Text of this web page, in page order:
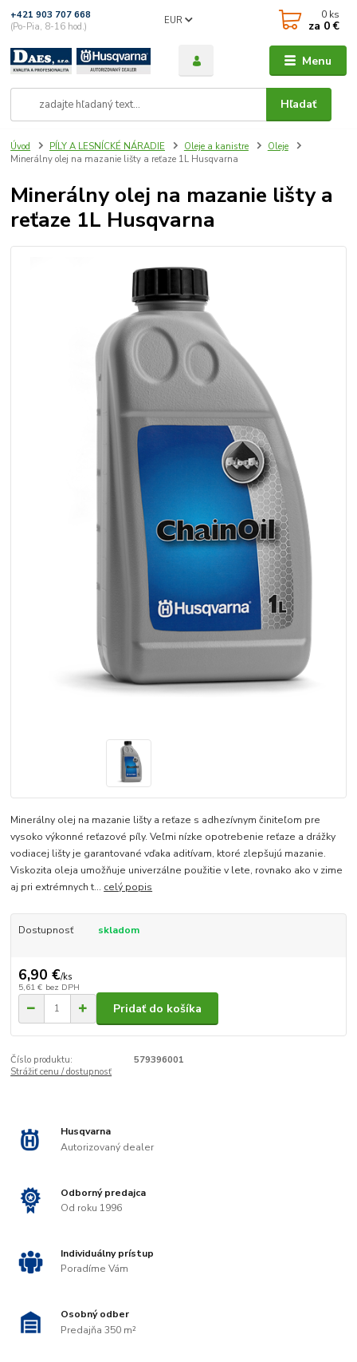
Menu
EUR
Hľadať
+421 903 707 668
(Po-Pia, 8-16 hod.)
0 ks
za 0 €
Úvod PÍLY A LESNÍCKÉ NÁRADIE Oleje a kanistre
Oleje
Minerálny olej na mazanie lišty a reťaze 1L Husqvarna
Minerálny olej na mazanie lišty a
reťaze 1L Husqvarna
Minerálny olej na mazanie lišty a reťaze s adhezívnym činiteľom pre
vysoko výkonné reťazové píly. Veľmi nízke opotrebenie reťaze a drážky
vodiacej lišty je garantované vďaka aditívam, ktoré zlepšujú mazanie.
Viskozita oleja umožňuje univerzálne použitie v lete, rovnako ako v zime
aj pri extrémnych t... celý popis
Dostupnosť skladom
6,90 €/ks
5,61 € bez DPH
Pridať do košíka
Číslo produktu:
579396001
Strážiť cenu / dostupnosť
Husqvarna
Autorizovaný dealer
Odborný predajca
Od roku 1996
Individuálny prístup
Poradíme Vám
Osobný odber
Predajňa 350 m²